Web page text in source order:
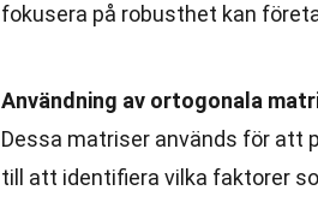
fokusera på robusthet kan
Användning av ortogonala
Dessa matriser används för att
till att identifiera vilka faktorer